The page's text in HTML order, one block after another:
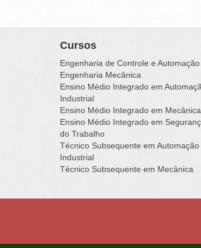
Cursos
Engenharia de Controle e Automação
Engenharia Mecânica
Ensino Médio Integrado em
Industrial
Ensino Médio Integrado em Mecânica
Ensino Médio Integrado em
do Trabalho
Técnico Subsequente em Automação
Industrial
Técnico Subsequente em Mecânica